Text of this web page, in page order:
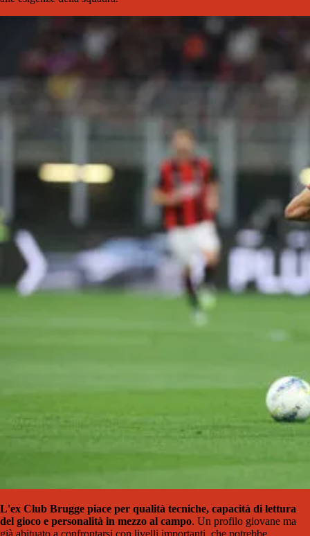
L'ex Club Brugge piace per qualità tecniche, capacità di lettura
del gioco e personalità in mezzo al campo. Un profilo giovane ma